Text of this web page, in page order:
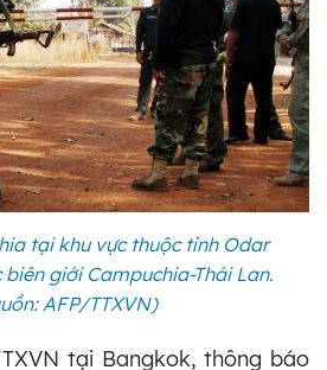
tại khu vực thuộc tỉnh Odar
giới Campuchia-Thái Lan.
AFP/TTXVN)
tại Bangkok, thông báo